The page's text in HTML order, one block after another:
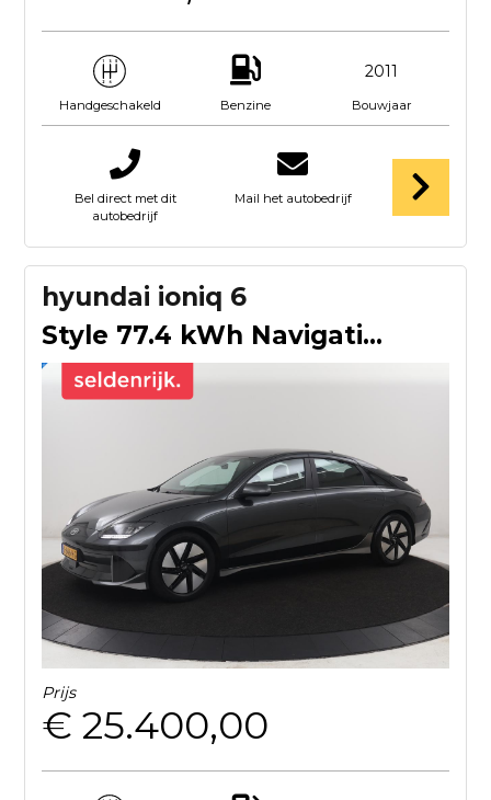
Handgeschakeld Benzine
2011
Bouwjaar
Bel direct met dit
autobedrijf
Mail het autobedrijf
hyundai ioniq 6
Style 77.4 kWh Navigatie | SOH 93.9 % | Virtual display | Cl
Prijs
€ 25.400,00